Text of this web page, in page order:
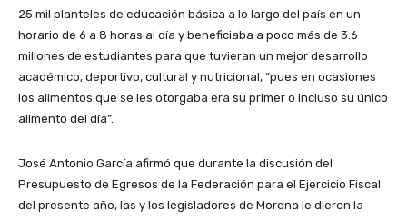
25 mil planteles de educación básica a lo largo del país en un
horario de 6 a 8 horas al día y beneficiaba a poco más de 3.6
millones de estudiantes para que tuvieran un mejor desarrollo
académico, deportivo, cultural y nutricional, “pues en ocasiones
los alimentos que se les otorgaba era su primer o incluso su único
alimento del día”.
José Antonio García afirmó que durante la discusión del
Presupuesto de Egresos de la Federación para el Ejercicio Fiscal
del presente año, las y los legisladores de Morena le dieron la